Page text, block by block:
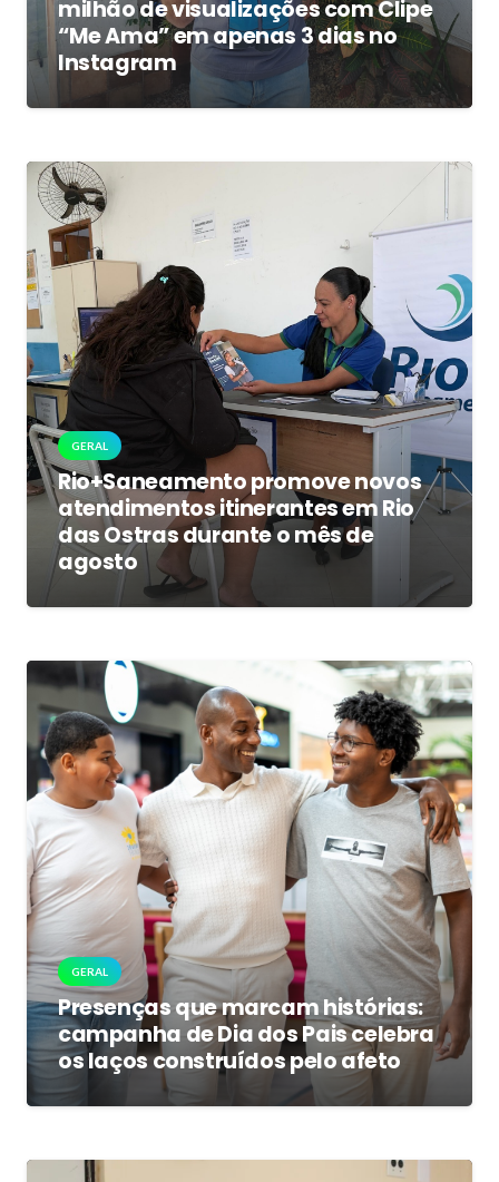
milhão de visualizações com Clipe
“Me Ama” em apenas 3 dias no
Instagram
GERAL
Rio+Saneamento promove novos
atendimentos itinerantes em Rio
das Ostras durante o mês de
agosto
GERAL
Presenças que marcam histórias:
campanha de Dia dos Pais celebra
os laços construídos pelo afeto